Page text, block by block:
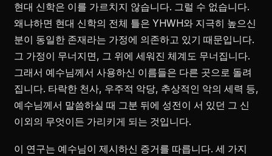
현대 신학은 이를 가르치지 않습니다. 그럴 수 없습니다.
왜냐하면 현대 신학의 전체 틀은 YHWH와 지극히 높으신
분이 동일한 존재라는 가정에 의존하고 있기 때문입니다.
그 가정이 무너지면, 그 위에 세워진 체계도 무너집니다.
그래서 예수님께서 사용하신 이름들은 다른 곳으로 돌려
집니다. 타락한 천사, 우주적 악당, 추상적인 악의 세력 등,
예수님께서 말씀하실 때 그분 뒤에 성전이 서 있던 그 신
이외의 무엇이든 가리키게 되는 것입니다.
이 연구는 예수님이 제시하신 증거를 따릅니다. 세 가지